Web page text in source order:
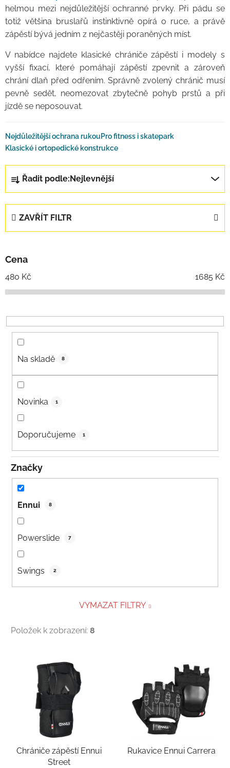
helmou mezi nejdůležitější ochranné prvky. Při pádu se
totiž většina bruslařů instinktivně opírá o ruce, a právě
zápěstí bývá jedním z nejčastěji poraněných míst.
V nabídce najdete klasické chrániče zápěstí i modely s
vyšší fixací, které pomáhají zápěstí zpevnit a zároveň
chrání dlaň před odřením. Správně zvolený chránič musí
pevně sedět, neomezovat zbytečně pohyb prstů a při
jízdě se neposouvat.
Nejdůležitější ochrana rukouPro fitness i skatepark
Klasické i ortopedické konstrukce
Řazení produktů
Řadit podle: Nejlevnější
ZAVŘÍT FILTR
Cena
480 Kč 1685 Kč
Na skladě 8
Novinka 1
Doporučujeme 1
Značky
Ennui 8
Powerslide 7
Swings 2
VYMAZAT FILTRY
Položek k zobrazení: 8
Výpis produktů
Chrániče zápěstí Ennui
Street
Rukavice Ennui Carrera